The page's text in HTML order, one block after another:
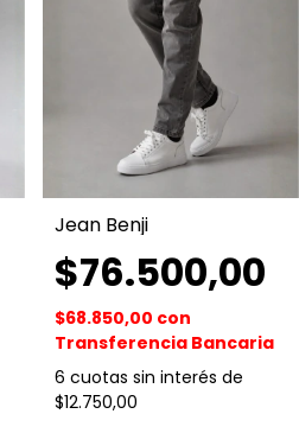
Jean Benji
$76.500,00
$68.850,00 con
Transferencia Bancaria
6 cuotas sin interés de
$12.750,00